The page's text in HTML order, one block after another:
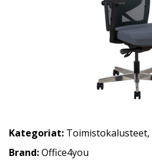
Kategoriat: Toimistokalusteet,
Brand:Office4you